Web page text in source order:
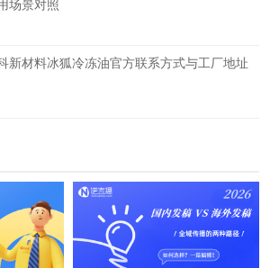
场景对照
新材料冰狐冷冻油官方联系方式与工厂地址